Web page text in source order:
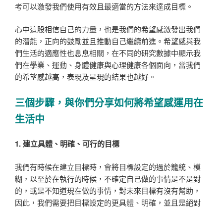
考可以激發我們使用有效且最適當的方法來達成目標。
心中這股相信自己的力量，也是我們的希望感激發出我們
的潛能，正向的鼓勵並且推動自己繼續前進。希望感與我
們生活的適應性也息息相關，在不同的研究數據中顯示我
們在學業、運動、身體健康與心理健康各個面向，當我們
的希望感越高，表現及呈現的結果也越好。
三個步驟，與你們分享如何將希望感運用在
生活中
1. 建立具體、明確、可行的目標
我們有時候在建立目標時，會將目標設定的過於籠統、模
糊，以至於在執行的時候，不確定自己做的事情是不是對
的，或是不知道現在做的事情，對未來目標有沒有幫助，
因此，我們需要把目標設定的更具體、明確，並且是絕對